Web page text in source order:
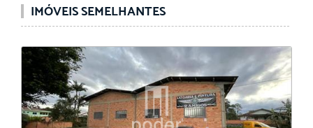
IMÓVEIS SEMELHANTES